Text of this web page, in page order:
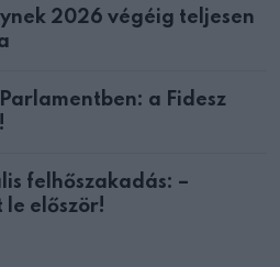
2026 végéig teljesen
a Fidesz
felhőszakadás: –
le először!